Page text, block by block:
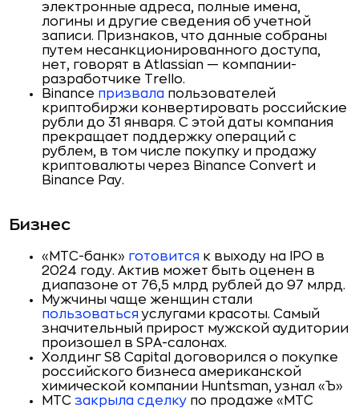
электронные адреса, полные имена,
логины и другие сведения об учетной
записи. Признаков, что данные собраны
путем несанкционированного доступа,
нет, говорят в Atlassian — компании-
разработчике Trello.
Binance призвала пользователей
криптобиржи конвертировать российские
рубли до 31 января. С этой даты компания
прекращает поддержку операций с
рублем, в том числе покупку и продажу
криптовалюты через Binance Convert и
Binance Pay.
Бизнес
«МТС-банк» готовится к выходу на IPO в
2024 году. Актив может быть оценен в
диапазоне от 76,5 млрд рублей до 97 млрд.
Мужчины чаще женщин стали
пользоваться услугами красоты. Cамый
значительный прирост мужской аудитории
произошел в SPA-салонах.
Холдинг S8 Capital договорился о покупке
российского бизнеса американской
химической компании Huntsman, узнал «Ъ»
МТС закрыла сделку по продаже «МТС